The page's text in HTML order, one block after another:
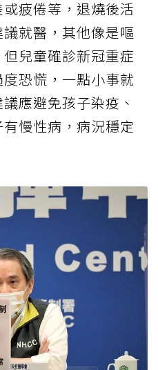
疲倦等，退燒後活
就醫，其他像是嘔
兒童確診新冠重症
恐慌，一點小事就
應避免孩子染疫、
慢性病，病況穩定